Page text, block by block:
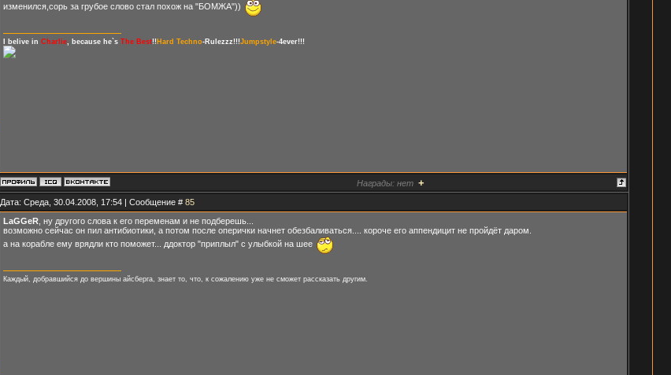
изменился,сорь за грубое слово стал похож на "БОМЖА"))
I belive in Charlie, because he`s The Best!! Hard Techno-Rulezzz!!!Jumpstyle-4ever!!!
Награды: нет +
Дата: Среда, 30.04.2008, 17:54 | Сообщение # 85
LaGGeR, ну другого слова к его переменам и не подберешь...
возможно сейчас он пил антибиотики, а потом после оперички начнет обезбаливаться.... короче его аппендицит не пройдёт даром.
а на корабле ему врядли кто поможет... ддоктор "приплыл" с улыбкой на шее
Каждый, добравшийся до вершины айсберга, знает то, что, к сожалению уже не сможет рассказать другим.